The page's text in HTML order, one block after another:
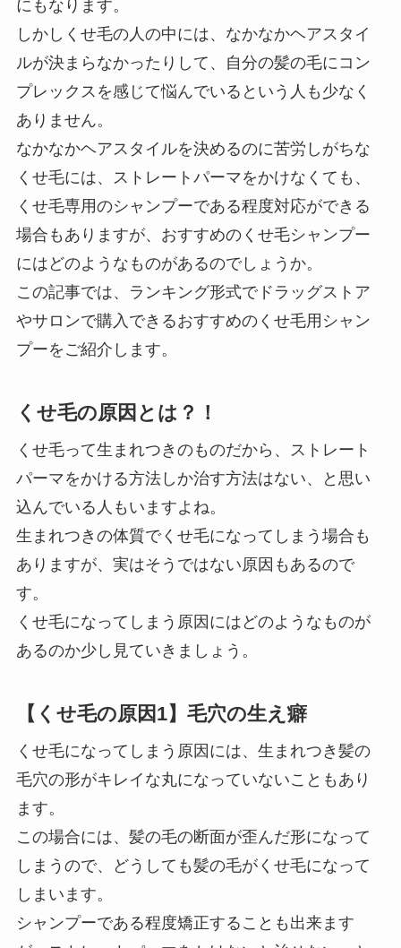
にもなります。
しかしくせ毛の人の中には、なかなかヘアスタイ
ルが決まらなかったりして、自分の髪の毛にコン
プレックスを感じて悩んでいるという人も少なく
ありません。
なかなかヘアスタイルを決めるのに苦労しがちな
くせ毛には、ストレートパーマをかけなくても、
くせ毛専用のシャンプーである程度対応ができる
場合もありますが、おすすめのくせ毛シャンプー
にはどのようなものがあるのでしょうか。
この記事では、ランキング形式でドラッグストア
やサロンで購入できるおすすめのくせ毛用シャン
プーをご紹介します。
くせ毛の原因とは？！
くせ毛って生まれつきのものだから、ストレート
パーマをかける方法しか治す方法はない、と思い
込んでいる人もいますよね。
生まれつきの体質でくせ毛になってしまう場合も
ありますが、実はそうではない原因もあるので
す。
くせ毛になってしまう原因にはどのようなものが
あるのか少し見ていきましょう。
【くせ毛の原因1】毛穴の生え癖
くせ毛になってしまう原因には、生まれつき髪の
毛穴の形がキレイな丸になっていないこともあり
ます。
この場合には、髪の毛の断面が歪んだ形になって
しまうので、どうしても髪の毛がくせ毛になって
しまいます。
シャンプーである程度矯正することも出来ます